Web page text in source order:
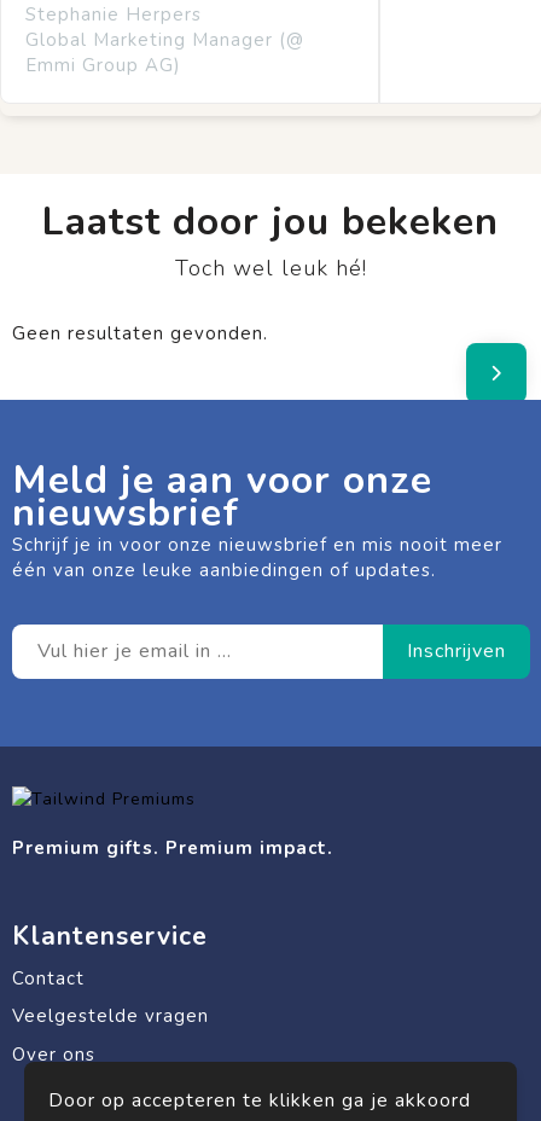
Stephanie Herpers
Global Marketing Manager (@
Emmi Group AG)
Laatst door jou bekeken
Toch wel leuk hé!
Geen resultaten gevonden.
Meld je aan voor onze
nieuwsbrief
Schrijf je in voor onze nieuwsbrief en mis nooit meer
één van onze leuke aanbiedingen of updates.
Premium gifts. Premium impact.
Klantenservice
Contact
Veelgestelde vragen
Over ons
Door op accepteren te klikken ga je akkoord